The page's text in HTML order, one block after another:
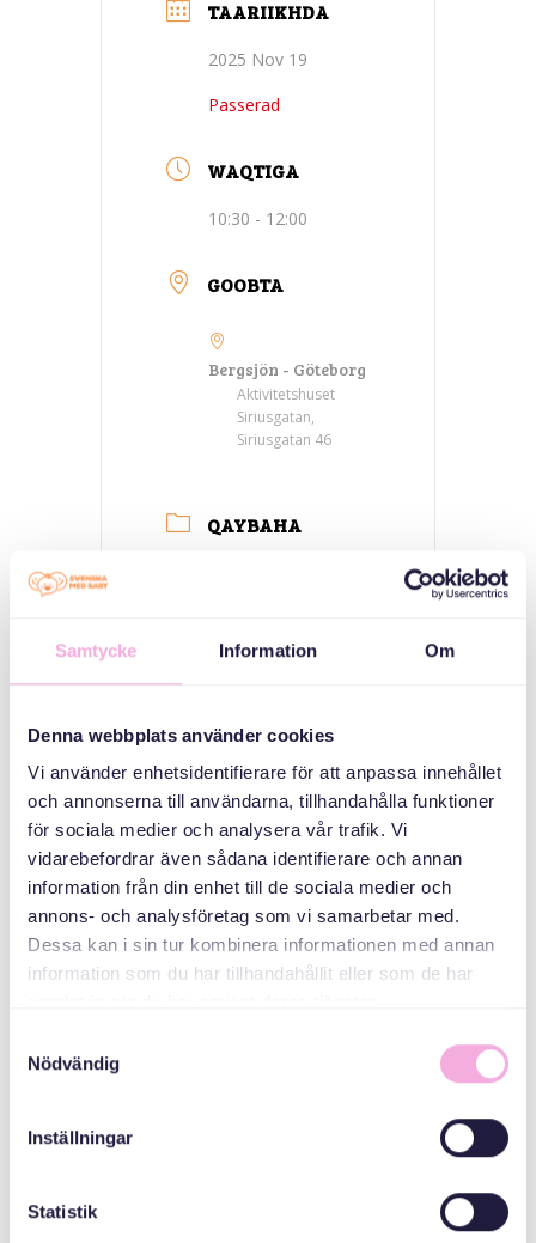
Samtycke Information Om
Denna webbplats använder cookies
Vi använder enhetsidentifierare för att anpassa innehållet
och annonserna till användarna, tillhandahålla funktioner
för sociala medier och analysera vår trafik. Vi
vidarebefordrar även sådana identifierare och annan
information från din enhet till de sociala medier och
annons- och analysföretag som vi samarbetar med.
Dessa kan i sin tur kombinera informationen med annan
information som du har tillhandahållit eller som de har
Nödvändig
Inställningar
Statistik
TAARIIKHDA
2025 Nov 19
Passerad
WAQTIGA
10:30 - 12:00
GOOBTA
Bergsjön - Göteborg
Aktivitetshuset
Siriusgatan,
Siriusgatan 46
QAYBAHA
Svenska med baby
iimaylka
bokningen@svenskamedbaby.se